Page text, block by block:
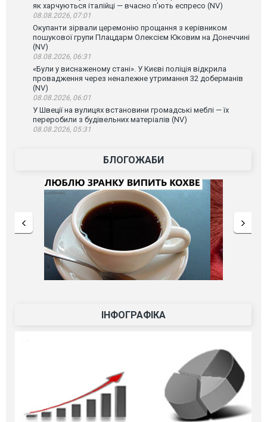
як харчуються італійці — вчасно п’ють еспресо (NV)
08.08.2026, 07:01
Окупанти зірвали церемонію прощання з керівником
пошукової групи Плацдарм Олексієм Юковим на Донеччині
(NV)
08.08.2026, 06:31
«Були у виснаженому стані». У Києві поліція відкрила
провадження через неналежне утримання 32 доберманів
(NV)
08.08.2026, 06:01
У Швеції на вулицях встановини громадські меблі — їх
переробили з будівельних матеріалів (NV)
08.08.2026, 05:31
БЛОГОЖАБИ
ІНФОГРАФІКА